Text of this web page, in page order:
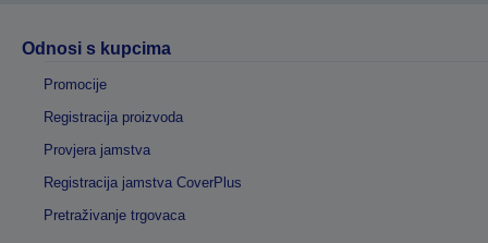
Odnosi s kupcima
Promocije
Registracija proizvoda
Provjera jamstva
Registracija jamstva CoverPlus
Pretraživanje trgovaca